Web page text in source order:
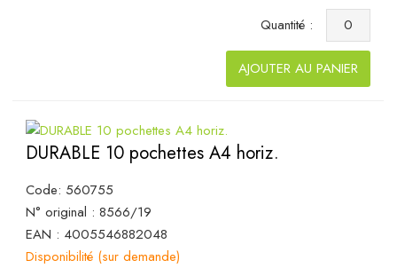
Quantité :
AJOUTER AU PANIER
DURABLE 10 pochettes A4 horiz.
Code: 560755
N° original : 8566/19
EAN : 4005546882048
Disponibilité (sur demande)